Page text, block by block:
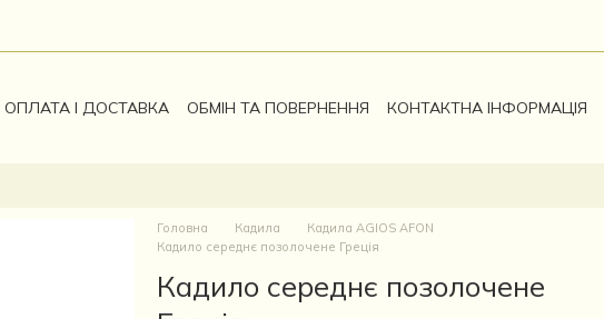
ОПЛАТА І ДОСТАВКА ОБМІН ТА ПОВЕРНЕННЯ КОНТАКТНА ІНФОРМАЦІЯ
Головна Кадила
Кадила AGIOS AFON
Кадило середнє позолочене Греція
Кадило середнє позолочене